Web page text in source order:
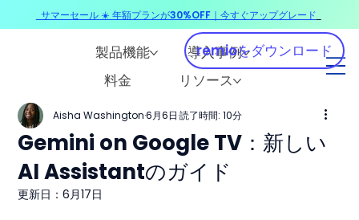
製品機能
導入事例
料金
リソース
remioをダウンロード
Gemini on Google TV：新しい
AI Assistantのガイド
Aisha Washington 6月6日 読了時間: 10分
更新日：6月17日
サマーセール ☀️ 年額プランが30%OFF｜今すぐアップグレード